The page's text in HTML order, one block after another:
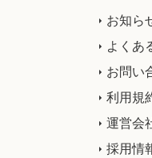
お知ら
よくあ
お問い
利用規
運営会
採用情